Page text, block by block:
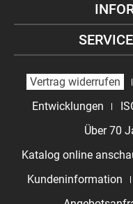
Vertrag widerrufen
Entwicklungen
Über 70
Katalog online
Kundeninformation